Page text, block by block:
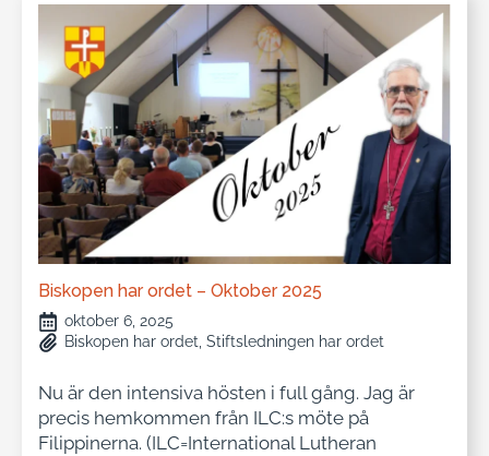
Biskopen har ordet – Oktober 2025
oktober 6, 2025
Biskopen har ordet Stiftsledningen har ordet
Nu är den intensiva hösten i full gång. Jag är
precis hemkommen från ILC:s möte på
Filippinerna. (ILC=International Lutheran